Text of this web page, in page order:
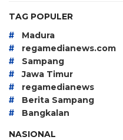
TAG POPULER
# Madura
# regamedianews.com
# Sampang
# Jawa Timur
# regamedianews
# Berita Sampang
#
Bangkalan
NASIONAL